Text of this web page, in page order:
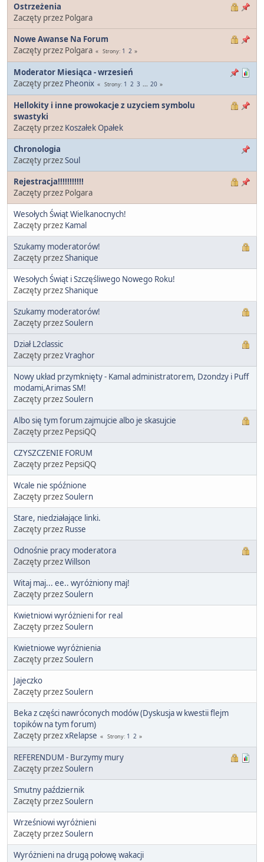
Ostrzeżenia
Zaczęty przez Polgara
Nowe Awanse Na Forum
Zaczęty przez Polgara
Strony 1 2
Moderator Miesiąca - wrzesień
Zaczęty przez Pheonix Strony 1 2 3 ... 20
Hellokity i inne prowokacje z uzyciem symbolu
swastyki
Zaczęty przez Koszałek Opałek
Chronologia
Zaczęty przezSoul
Rejestracja!!!!!!!!!!!
Zaczęty przez Polgara
Wesołych Świąt Wielkanocnych!
Zaczęty przez Kamal
Szukamy moderatorów!
Zaczęty przezShanique
Wesołych Świąt i Szczęśliwego Nowego Roku!
Zaczęty przezShanique
Szukamy moderatorów!
Zaczęty przezSoulern
Dział L2classic
Zaczęty przezVraghor
Nowy układ przymknięty - Kamal administratorem, Dzondzy i Puff
modami,Arimas SM!
Zaczęty przezSoulern
Albo się tym forum zajmujcie albo je skasujcie
Zaczęty przez PepsiQQ
CZYSZCZENIE FORUM
Zaczęty przez PepsiQQ
Wcale nie spóźnione
Zaczęty przezSoulern
Stare, niedziałające linki.
Zaczęty przez Russe
Odnośnie pracy moderatora
Zaczęty przezWillson
Witaj maj... ee.. wyróżniony maj!
Zaczęty przezSoulern
Kwietniowi wyróżnieni for real
Zaczęty przezSoulern
Kwietniowe wyróżnienia
Zaczęty przezSoulern
Jajeczko
Zaczęty przezSoulern
Beka z części nawróconych modów (Dyskusja w kwestii flejm
topików na tym forum)
Zaczęty przezxRelapse Strony 1 2
REFERENDUM - Burzymy mury
Zaczęty przezSoulern
Smutny październik
Zaczęty przezSoulern
Wrześniowi wyróżnieni
Zaczęty przezSoulern
Wyróżnieni na drugą połowę wakacji